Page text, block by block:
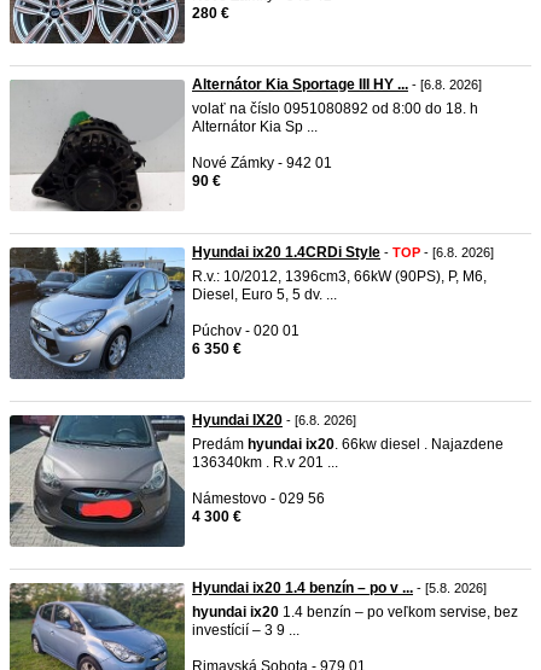
280 €
Alternátor Kia Sportage III HY ... - [6.8. 2026]
volať na číslo 0951080892 od 8:00 do 18. h
Alternátor Kia Sp ...
Nové Zámky - 942 01
90 €
Hyundai ix20 1.4CRDi Style - TOP - [6.8. 2026]
R.v.: 10/2012, 1396cm3, 66kW (90PS), P, M6,
Diesel, Euro 5, 5 dv. ...
Púchov - 020 01
6 350 €
Hyundai IX20 - [6.8. 2026]
Predám hyundai ix20. 66kw diesel . Najazdene
136340km . R.v 201 ...
Námestovo - 029 56
4 300 €
Hyundai ix20 1.4 benzín – po v ... - [5.8. 2026]
hyundai ix20 1.4 benzín – po veľkom servise, bez
investícií – 3 9 ...
Rimavská Sobota - 979 01